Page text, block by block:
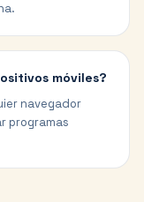
móviles?
navegador
programas